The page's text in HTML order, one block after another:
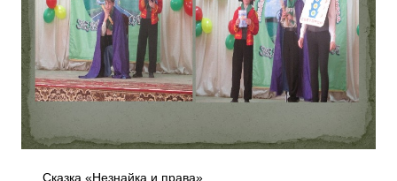
Сказка «Незнайка и права»